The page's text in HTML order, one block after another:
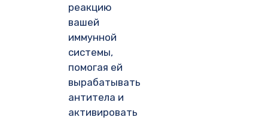
реакцию
вашей
иммунной
системы,
помогая ей
вырабатывать
антитела и
активировать